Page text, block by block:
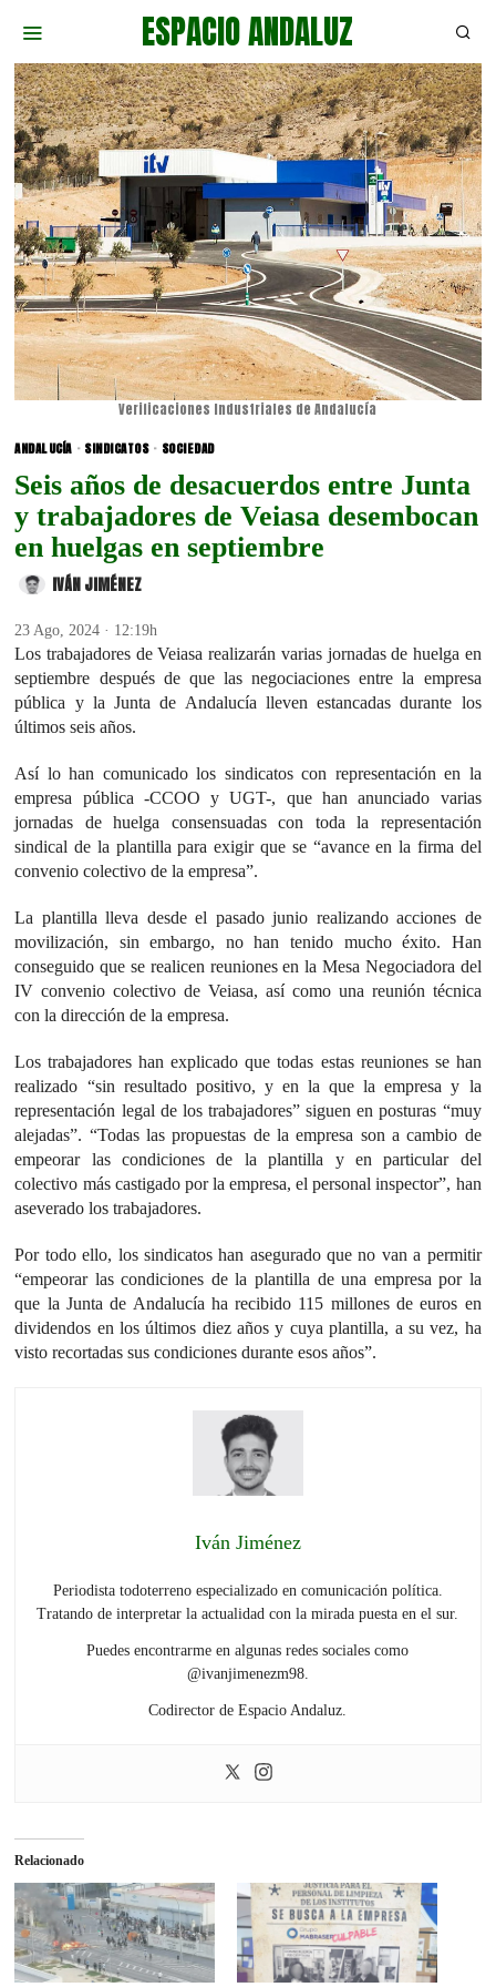
ESPACIO ANDALUZ
Verificaciones Industriales de Andalucía
ANDALUCÍA · SINDICATOS · SOCIEDAD
Seis años de desacuerdos entre Junta
y trabajadores de Veiasa desembocan
en huelgas en septiembre
IVÁN JIMÉNEZ
23 Ago, 2024 · 12:19h
Los trabajadores de Veiasa realizarán varias jornadas de huelga en
septiembre después de que las negociaciones entre la empresa
pública y la Junta de Andalucía lleven estancadas durante los
últimos seis años.
Así lo han comunicado los sindicatos con representación en la
empresa pública -CCOO y UGT-, que han anunciado varias
jornadas de huelga consensuadas con toda la representación
sindical de la plantilla para exigir que se “avance en la firma del
convenio colectivo de la empresa”.
La plantilla lleva desde el pasado junio realizando acciones de
movilización, sin embargo, no han tenido mucho éxito. Han
conseguido que se realicen reuniones en la Mesa Negociadora del
IV convenio colectivo de Veiasa, así como una reunión técnica
con la dirección de la empresa.
Los trabajadores han explicado que todas estas reuniones se han
realizado “sin resultado positivo, y en la que la empresa y la
representación legal de los trabajadores” siguen en posturas “muy
alejadas”. “Todas las propuestas de la empresa son a cambio de
empeorar las condiciones de la plantilla y en particular del
colectivo más castigado por la empresa, el personal inspector”, han
aseverado los trabajadores.
Por todo ello, los sindicatos han asegurado que no van a permitir
“empeorar las condiciones de la plantilla de una empresa por la
que la Junta de Andalucía ha recibido 115 millones de euros en
dividendos en los últimos diez años y cuya plantilla, a su vez, ha
visto recortadas sus condiciones durante esos años”.
Iván Jiménez
Periodista todoterreno especializado en comunicación política.
Tratando de interpretar la actualidad con la mirada puesta en el sur.
Puedes encontrarme en algunas redes sociales como
@ivanjimenezm98.
Codirector de Espacio Andaluz.
Relacionado